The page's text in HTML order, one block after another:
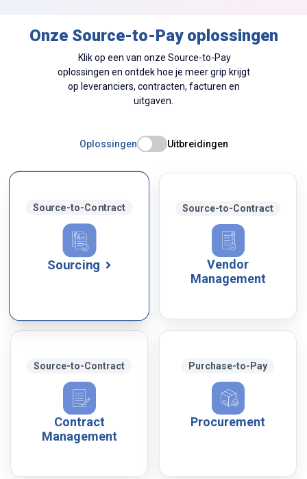
Onze Source-to-Pay oplossingen
Klik op een van onze Source-to-Pay
oplossingen en ontdek hoe je meer grip krijgt
op leveranciers, contracten, facturen en
uitgaven.
Oplossingen Uitbreidingen
Source-to-Contract
Sourcing
Source-to-Contract
Vendor
Management
Source-to-Contract
Contract
Management
Purchase-to-Pay
Procurement